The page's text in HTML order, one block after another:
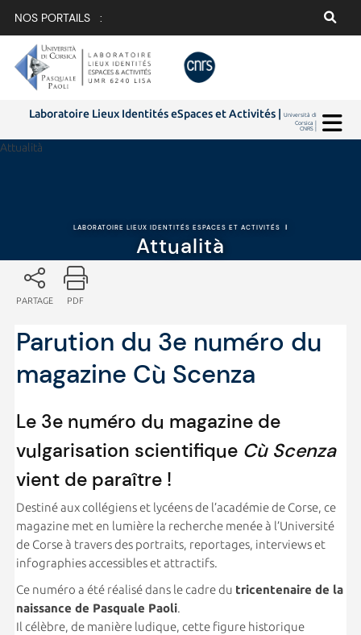
NOS PORTAILS :
Laboratoire Lieux Identités eSpaces et Activités |Università di
Corsica |
CNRS |
Attualità
LABORATOIRE LIEUX IDENTITÉS ESPACES ET ACTIVITÉS |
Attualità
PARTAGE PDF
Parution du 3e numéro du
magazine Cù Scenza
Le 3e numéro du magazine de
vulgarisation scientifique Cù Scenza
vient de paraître !
Destiné aux collégiens et lycéens de l’académie de Corse, ce
magazine met en lumière la recherche menée à l’Université
de Corse à travers des portraits, reportages, interviews et
infographies accessibles et attractifs.
Ce numéro a été réalisé dans le cadre du tricentenaire de la
naissance de Pasquale Paoli.
Il célèbre, de manière ludique, cette figure historique